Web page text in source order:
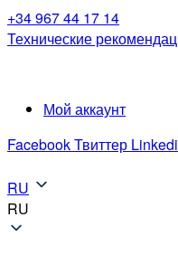
+34 967 44 17 14
Технические
Мой аккаунт
FacebookТвиттер
RU
RU